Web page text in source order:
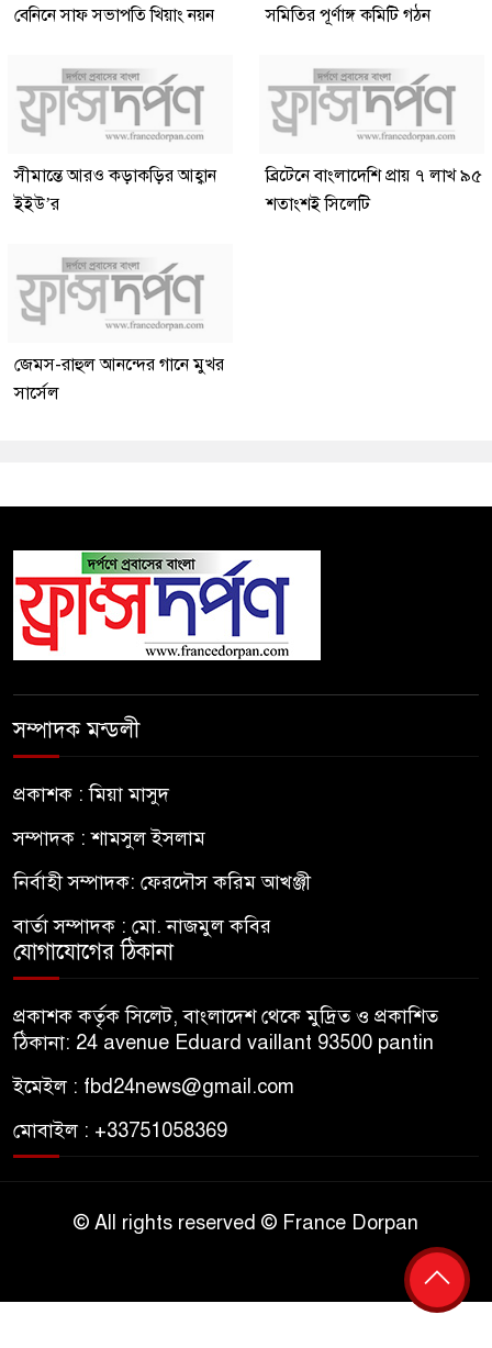
বেনিনে সাফ সভাপতি খিয়াং নয়ন
সমিতির পূর্ণাঙ্গ কমিটি গঠন
সীমান্তে আরও কড়াকড়ির আহ্বান
ইইউ’র
ব্রিটেনে বাংলাদেশি প্রায় ৭ লাখ ৯৫
শতাংশই সিলেটি
জেমস-রাহুল আনন্দের গানে মুখর
সার্সেল
সম্পাদক মন্ডলী
প্রকাশক : মিয়া মাসুদ
সম্পাদক : শামসুল ইসলাম
নির্বাহী সম্পাদক: ফেরদৌস করিম আখঞ্জী
বার্তা সম্পাদক : মো. নাজমুল কবির
যোগাযোগের ঠিকানা
প্রকাশক কর্তৃক সিলেট, বাংলাদেশ থেকে মুদ্রিত ও প্রকাশিত
ঠিকানা: 24 avenue Eduard vaillant 93500 pantin
ইমেইল : fbd24news@gmail.com
মোবাইল : +33751058369
© All rights reserved © France Dorpan